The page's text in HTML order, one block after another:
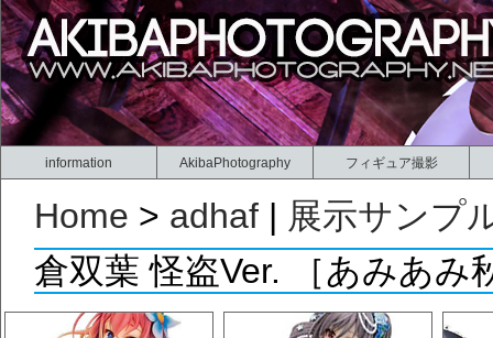
information AkibaPhotography フィギュア撮影
Home > adhaf | 展示サンプ
倉双葉 怪盗Ver. ［あみあみ